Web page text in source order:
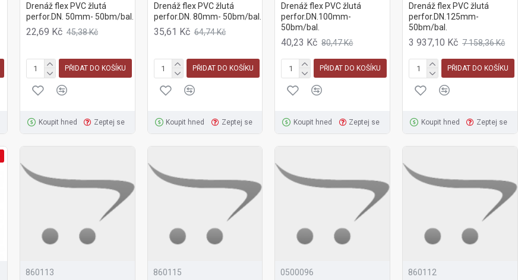
Drenáž flex PVC žlutá
perfor.DN. 50mm- 50bm/bal.
22,69 Kč 45,38 Kč
PŘIDAT DO KOŠÍKU
Koupit hned Zeptej se
Drenáž flex PVC žlutá
perfor.DN. 80mm- 50bm/bal.
35,61 Kč 64,74 Kč
PŘIDAT DO KOŠÍKU
Koupit hned Zeptej se
Drenáž flex PVC žlutá
perfor.DN.100mm-
50bm/bal.
40,23 Kč 80,47 Kč
PŘIDAT DO KOŠÍKU
Koupit hned Zeptej se
Drenáž flex PVC žlutá
perfor.DN.125mm-
50bm/bal.
3 937,10 Kč 7 158,36 Kč
PŘIDAT DO KOŠÍKU
Koupit hned Zeptej se
860113 860115 0500096 860112